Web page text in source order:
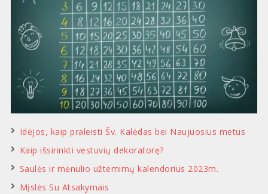
Idėjos, kaip praleisti Šv. Kalėdas bei Naujuosius metus
Kaip išsirinkti vestuvių dekoratorę?
Saulės ir mėnulio užtemimų kalendorius 2023m.
Mįslės Su Atsakymais